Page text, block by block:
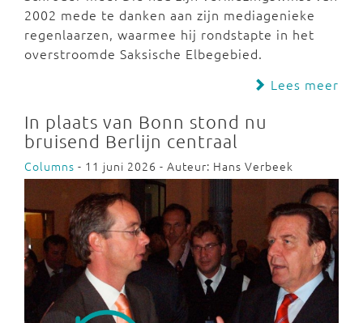
2002 mede te danken aan zijn mediagenieke
regenlaarzen, waarmee hij rondstapte in het
overstroomde Saksische Elbegebied.
Lees meer
In plaats van Bonn stond nu
bruisend Berlijn centraal
Columns - 11 juni 2026 - Auteur: Hans Verbeek